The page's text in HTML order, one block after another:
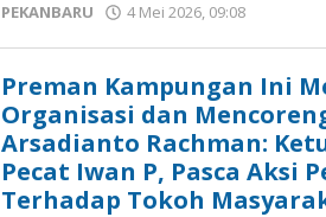
PEKANBARU
4 Mei 2026, 09:08
Preman Kampungan Ini
Organisasi dan
Arsadianto Rachman:
Pecat Iwan P, Pasca Aksi
Terhadap Tokoh